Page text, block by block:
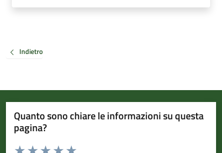
Indietro
Quanto sono chiare le informazioni su questa
pagina?
Valuta da 1 a 5 stelle la pagina